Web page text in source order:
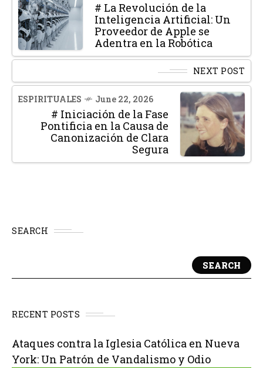
# La Revolución de la
Inteligencia Artificial: Un
Proveedor de Apple se
Adentra en la Robótica
NEXT POST
ESPIRITUALES June 22, 2026
# Iniciación de la Fase
Pontificia en la Causa de
Canonización de Clara
Segura
SEARCH
SEARCH
RECENT POSTS
Ataques contra la Iglesia Católica en Nueva
York: Un Patrón de Vandalismo y Odio